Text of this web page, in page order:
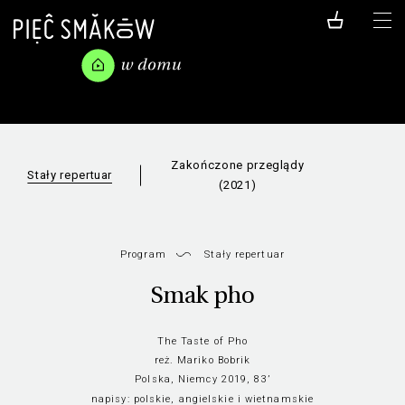
Stały repertuar
Zakończone przeglądy
(2021)
Program Stały repertuar
Smak pho
The Taste of Pho
reż. Mariko Bobrik
Polska, Niemcy 2019, 83’
napisy: polskie, angielskie i wietnamskie